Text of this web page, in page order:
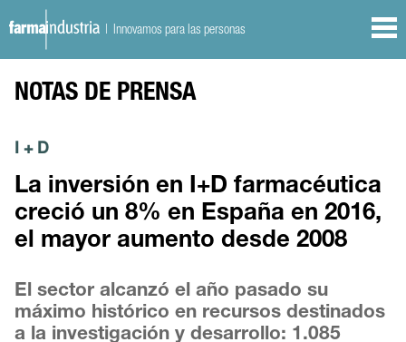
| Innovamos para las personas
NOTAS DE PRENSA
I + D
La inversión en I+D farmacéutica
creció un 8% en España en 2016,
el mayor aumento desde 2008
El sector alcanzó el año pasado su
máximo histórico en recursos destinados
a la investigación y desarrollo: 1.085